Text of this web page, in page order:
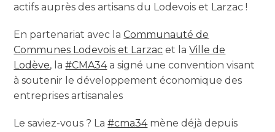
actifs auprès des artisans du Lodevois et Larzac !
En partenariat avec laCommunauté de
Communes Lodevois et Larzac et laVille de
Lodève, la#CMA34a signé une convention visant
à soutenir le développement économique des
entreprises artisanales
Le saviez-vous ? La#cma34mène déjà depuis